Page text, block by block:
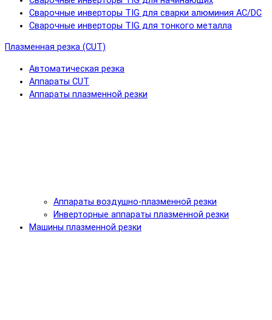
Сварочные инверторы TIG для сварки алюминия AC/DC
Сварочные инверторы TIG для тонкого металла
Плазменная резка (CUT)
Автоматическая резка
Аппараты CUT
Аппараты плазменной резки
Аппараты воздушно-плазменной резки
Инверторные аппараты плазменной резки
Машины плазменной резки